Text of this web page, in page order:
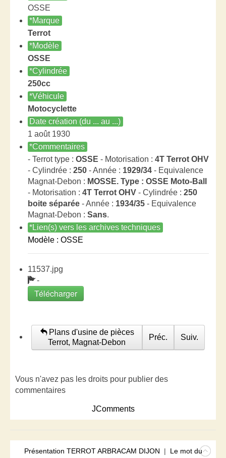
OSSE
*Marque
Terrot
*Modèle
OSSE
*Cylindrée
250cc
*Véhicule
Motocyclette
Date création (du ... au ...)
1 août 1930
*Commentaires
- Terrot type : OSSE - Motorisation : 4T Terrot OHV
- Cylindrée : 250 - Année : 1929/34 - Equivalence
Magnat-Debon : MOSSE. Type : OSSE Moto-Ball
- Motorisation : 4T Terrot OHV - Cylindrée : 250
boite séparée - Année : 1934/35 - Equivalence
Magnat-Debon : Sans.
*Lien(s) vers les archives techniques
Modèle : OSSE
11537.jpg
-
Télécharger
Plans d'usine de pièces
Terrot, Magnat-Debon
Préc. Suiv.
Vous n'avez pas les droits pour publier des
commentaires
JComments
Présentation TERROT ARBRACAM DIJON | Le mot du